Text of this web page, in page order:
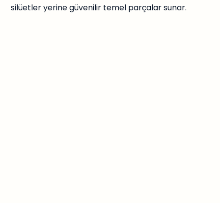
silüetler yerine güvenilir temel parçalar sunar.